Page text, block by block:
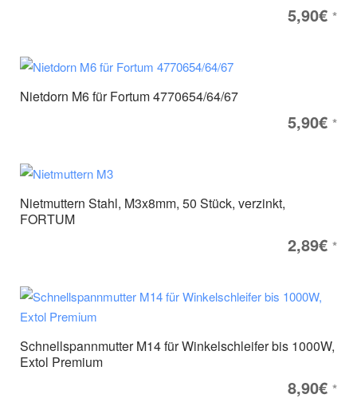
5,90€ *
Nietdorn M6 für Fortum 4770654/64/67
5,90€ *
Nietmuttern Stahl, M3x8mm, 50 Stück, verzinkt,
FORTUM
2,89€ *
Schnellspannmutter M14 für Winkelschleifer bis 1000W,
Extol Premium
8,90€ *